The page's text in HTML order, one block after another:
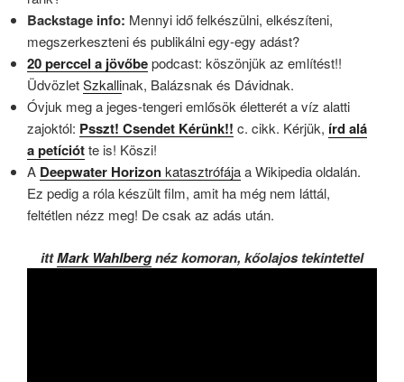
Backstage info: Mennyi idő felkészülni, elkészíteni,
megszerkeszteni és publikálni egy-egy adást?
20 perccel a jövőbepodcast: köszönjük az említést!!
ÜdvözletSzkallinak, Balázsnak és Dávidnak.
Óvjuk meg a jeges-tengeri emlősök életterét a víz alatti
zajoktól: Psszt! Csendet Kérünk!! c. cikk. Kérjük, írd alá
a petíciótte is! Köszi!
A Deepwater Horizonkatasztrófájaa Wikipedia oldalán.
Ez pedig a róla készült film, amit ha még nem láttál,
feltétlen nézz meg! De csak az adás után.
ittMark Wahlbergnéz komoran, kőolajos tekintettel